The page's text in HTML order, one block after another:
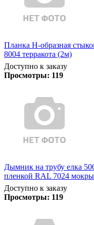
Планка Н-образная
8004 терракота (2м)
Доступно к заказу
Просмотры: 119
Дымник на трубу елка
пленкой RAL 7024
Доступно к заказу
Просмотры: 119